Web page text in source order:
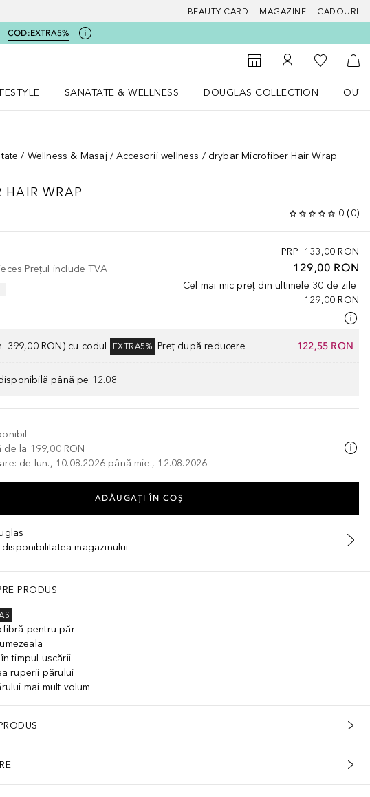
BEAUTY CARD MAGAZINE CADOURI
COD:EXTRA5%
principală Douglas
Către Găsire magazin
Către Contul meu
Către
SANATATE & WELLNESS
DOUGLAS COLLECTION
Wellness & Masaj Accesorii wellness drybar Microfiber Hair Wrap
HAIR WRAP
0 (0)
PRP 133,00 RON
129,00 RON
Cel mai mic preț din ultimele 30 de zile
129,00 RON
Prețul include TVA
399,00 RON) cu codul EXTRA5% Preț după reducere 122,55 RON
până pe 12.08
de la 199,00 RON
de lun., 10.08.2026 până mie., 12.08.2026
ADĂUGAȚI ÎN COŞ
magazinului
PRODUS
pentru păr
timpul uscării
ruperii părului
mai mult volum